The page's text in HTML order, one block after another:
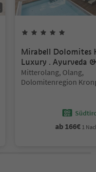
Mirabell Dolomites
Luxury . Ayurveda
Standort:
Mitterolang, Olang,
Dolomitenregion
ab 166€ 1